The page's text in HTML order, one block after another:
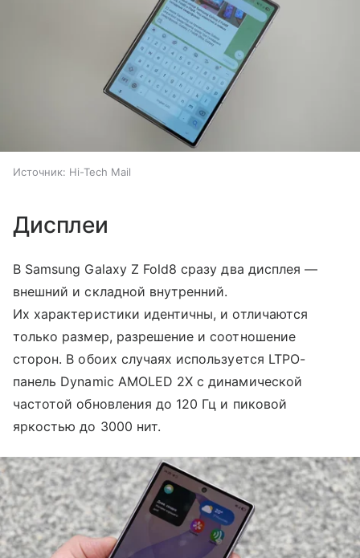
Источник: Hi-Tech Mail
Дисплеи
В Samsung Galaxy Z Fold8 сразу два дисплея —
внешний и складной внутренний.
Их характеристики идентичны, и отличаются
только размер, разрешение и соотношение
сторон. В обоих случаях используется LTPO-
панель Dynamic AMOLED 2X с динамической
частотой обновления до 120 Гц и пиковой
яркостью до 3000 нит.